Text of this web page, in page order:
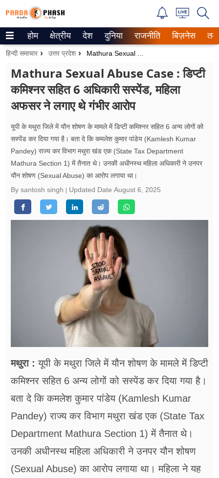
Trending on Google News
वेब स्टोरीज
उत्तर प्रदेश
गैलरी
वीडियो
रिलेशनशिप
जीवन मंत्रा
फूड
होम क्षेत्रीय देश दुनिया राजनीति बिज़नेस
हिन्दी समाचार उत्तर प्रदेश
Mathura Sexual Abuse Case : डिप्टी
कमिश्नर सहित 6 अधिकारी सस्पेंड, महिला
अफसर ने लगाए थे गंभीर आरोप
यूपी के मथुरा जिले में यौन शोषण के मामले में डिप्टी कमिश्नर सहित 6 अन्य लोगों को
सस्पेंड कर दिया गया है। बता दे कि कमलेश कुमार पांडेय (Kamlesh Kumar
Pandey) राज्य कर विभाग मथुरा खंड एक (State Tax Department
Mathura Section 1) में तैनात थे। उनकी अधीनस्थ महिला अधिकारी ने उनपर
यौन शोषण (Sexual Abuse) का आरोप लगाया था।
By santosh singh
Updated Date August 6, 2025
मथुरा : यूपी के मथुरा जिले में यौन शोषण के मामले में डिप्टी
कमिश्नर सहित 6 अन्य लोगों को सस्पेंड कर दिया गया है।
बता दे कि कमलेश कुमार पांडेय (Kamlesh Kumar
Pandey) राज्य कर विभाग मथुरा खंड एक (State Tax
Department Mathura Section 1) में तैनात थे।
उनकी अधीनस्थ महिला अधिकारी ने उनपर यौन शोषण
(Sexual Abuse) का आरोप लगाया था। महिला ने यह